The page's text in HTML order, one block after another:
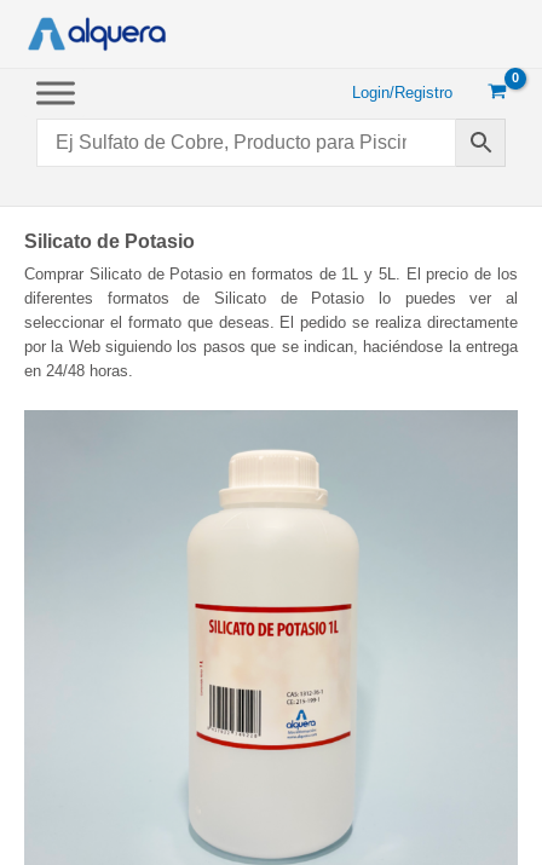
Login/Registro
Silicato de Potasio
Comprar Silicato de Potasio en formatos de 1L y 5L. El precio de los
diferentes formatos de Silicato de Potasio lo puedes ver al
seleccionar el formato que deseas. El pedido se realiza directamente
por la Web siguiendo los pasos que se indican, haciéndose la entrega
en 24/48 horas.